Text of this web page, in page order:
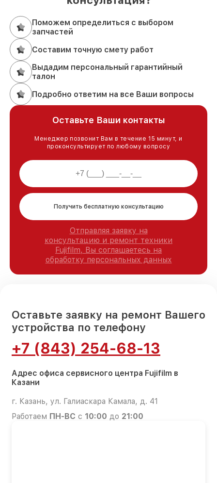
Поможем определиться с выбором
запчастей
Составим точную смету работ
Выдадим персональный гарантийный
талон
Подробно ответим на все Ваши вопросы
Оставьте Ваши контакты
Менеджер позвонит Вам в течение 15 минут, и
проконсультирует по любому вопросу
Получить бесплатную консультацию
Отправляя заявку на
консультацию и ремонт техники
Fujifilm, Вы соглашаетесь на
обработку персональных данных
Оставьте заявку на ремонт Вашего
устройства по телефону
+7 (843) 254-68-13
Адрес офиса сервисного центра Fujifilm в
Казани
г. Казань, ул. Галиаскара Камала, д. 41
Работаем ПН-ВС с 10:00 до 21:00